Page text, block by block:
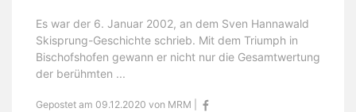
Es war der 6. Januar 2002, an dem Sven Hannawald
Skisprung-Geschichte schrieb. Mit dem Triumph in
Bischofshofen gewann er nicht nur die Gesamtwertung
der berühmten ...
Gepostet am 09.12.2020 von MRM |